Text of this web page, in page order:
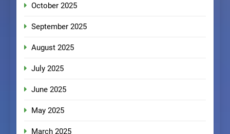
October 2025
September 2025
August 2025
July 2025
June 2025
May 2025
March 2025